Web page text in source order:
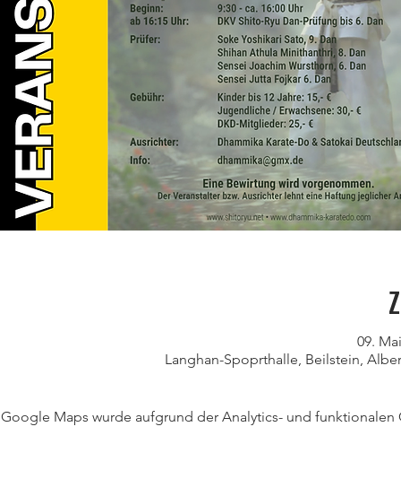
09.
Langhan-Spoprthalle, Beilstein,
Google Maps wurde aufgrund der Analytics- und